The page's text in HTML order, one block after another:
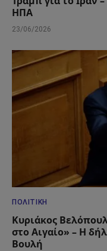
ΗΠΑ
23/06/2026
ΠΟΛΙΤΙΚΉ
Κυριάκος
στο Αιγαίο» – Η
Βουλή